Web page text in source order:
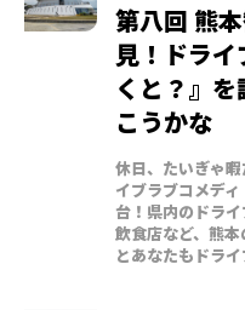
第八回 熊
見！ドライ
くと？』
こうかな
休日、たいぎゃ
イブラブコメデ
台！県内のドラ
飲食店など、熊
とあなたもドラ